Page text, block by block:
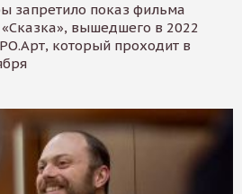
запретило показ фильма
вышедшего в 2022
который проходит в